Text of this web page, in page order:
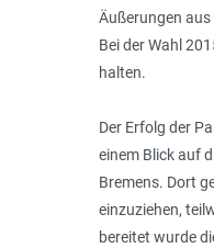
Äußerungen
Bei der Wahl
halten.
Der Erfolg der
einem Blick auf
Bremens. Dort
einzuziehen,
bereitet wurde